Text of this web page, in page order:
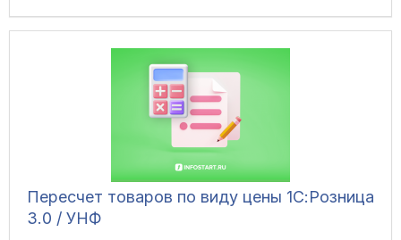
Пересчет товаров по виду цены 1С:Розница
3.0 / УНФ